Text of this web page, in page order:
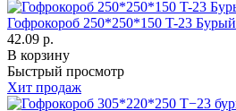
Гофрокороб 250*250*150 T-23 Бурый
42.09 р.
В корзину
Быстрый просмотр
Хит продаж